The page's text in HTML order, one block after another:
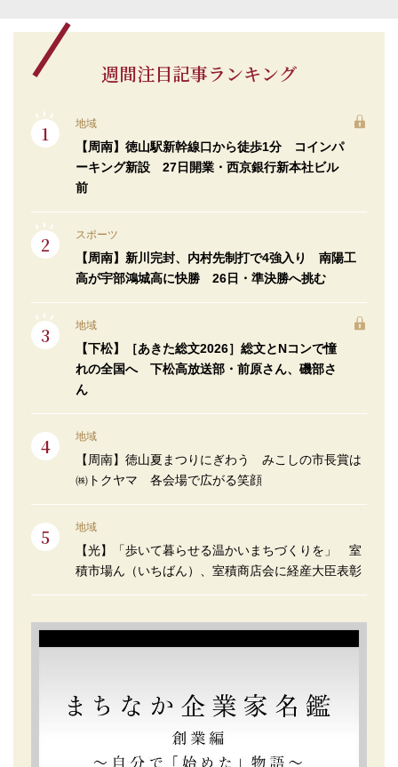
週間注目記事ランキング
地域
【周南】徳山駅新幹線口から徒歩1分 コインパ
ーキング新設 27日開業・西京銀行新本社ビル
前
スポーツ
【周南】新川完封、内村先制打で4強入り 南陽工
高が宇部鴻城高に快勝 26日・準決勝へ挑む
地域
【下松】［あきた総文2026］総文とNコンで憧
れの全国へ 下松高放送部・前原さん、磯部さ
ん
地域
【周南】徳山夏まつりにぎわう みこしの市長賞は
㈱トクヤマ 各会場で広がる笑顔
地域
【光】「歩いて暮らせる温かいまちづくりを」 室
積市場ん（いちばん）、室積商店会に経産大臣表彰